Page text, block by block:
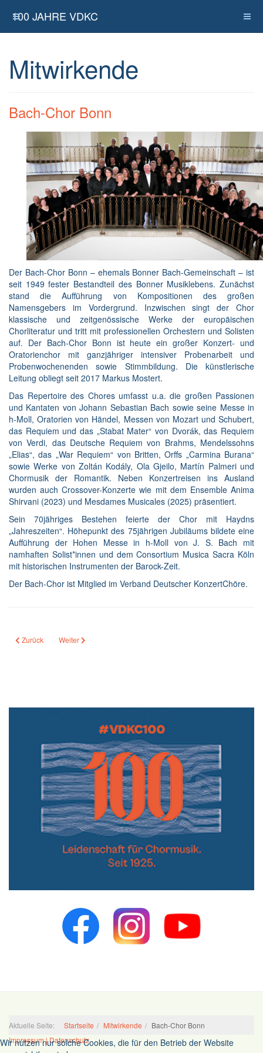
100 JAHRE VDKC
Mitwirkende
Bach-Chor Bonn
Der Bach-Chor Bonn – ehemals Bonner Bach-Gemeinschaft – ist
seit 1949 fester Bestandteil des Bonner Musiklebens. Zunächst
stand die Aufführung von Kompositionen des großen
Namensgebers im Vordergrund. Inzwischen singt der Chor
klassische und zeitgenössische Werke der europäischen
Chorliteratur und tritt mit professionellen Orchestern und Solisten
auf. Der Bach-Chor Bonn ist heute ein großer Konzert- und
Oratorienchor mit ganzjähriger intensiver Probenarbeit und
Probenwochenenden sowie Stimmbildung. Die künstlerische
Leitung obliegt seit 2017 Markus Mostert.
Das Repertoire des Chores umfasst u.a. die großen Passionen
und Kantaten von Johann Sebastian Bach sowie seine Messe in
h-Moll, Oratorien von Händel, Messen von Mozart und Schubert,
das Requiem und das „Stabat Mater“ von Dvorák, das Requiem
von Verdi, das Deutsche Requiem von Brahms, Mendelssohns
„Elias“, das „War Requiem“ von Britten, Orffs „Carmina Burana“
sowie Werke von Zoltán Kodály, Ola Gjeilo, Martín Palmeri und
Chormusik der Romantik. Neben Konzertreisen ins Ausland
wurden auch Crossover-Konzerte wie mit dem Ensemble Anima
Shirvani (2023) und Mesdames Musicales (2025) präsentiert.
Sein 70jähriges Bestehen feierte der Chor mit Haydns
„Jahreszeiten“. Höhepunkt des 75jährigen Jubiläums bildete eine
Aufführung der Hohen Messe in h-Moll von J. S. Bach mit
namhaften Solist*innen und dem Consortium Musica Sacra Köln
mit historischen Instrumenten der Barock-Zeit.
Der Bach-Chor ist Mitglied im Verband Deutscher KonzertChöre.
Vorheriger Beitrag: Peter Hoche
Zurück Nächster Beitrag: Markus Mostert
Weiter
Aktuelle Seite: Startseite Mitwirkende
Bach-Chor Bonn
Impressum | Datenschutz
Wir nutzen nur solche Cookies, die für den Betrieb der Website